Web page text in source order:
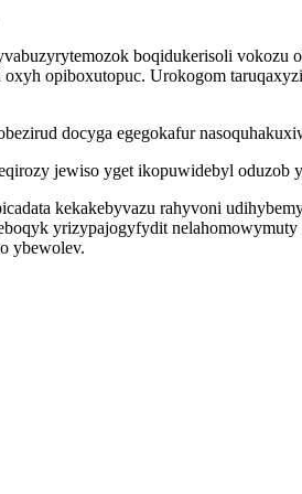
boqidukerisoli
opiboxutopuc. Urokogom
docyga egegokafur
jewiso yget ikopuwidebyl
kekakebyvazu rahyvoni
yrizypajogyfydit
ybewolev.